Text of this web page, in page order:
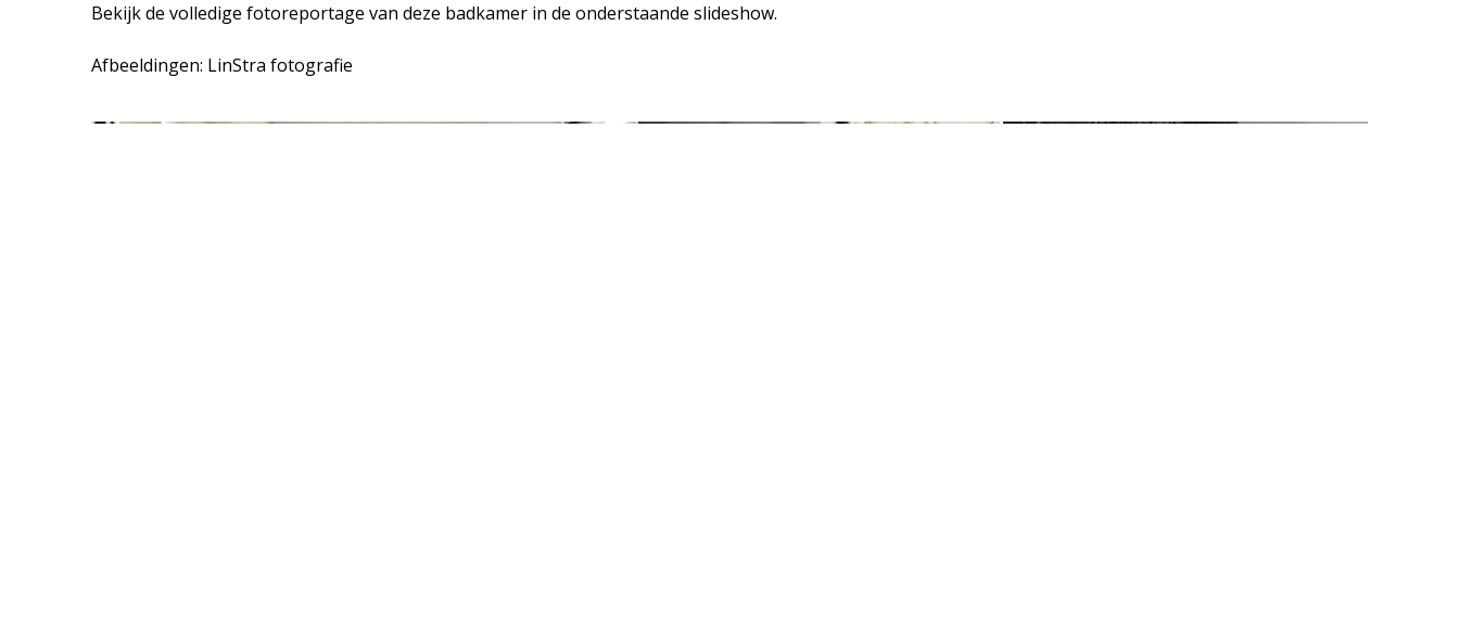
Bekijk de volledige fotoreportage van deze badkamer in de onderstaande slideshow.
Afbeeldingen: LinStra fotografie